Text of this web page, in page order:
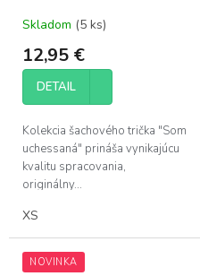
Skladom (5 ks)
12,95 €
DETAIL
Kolekcia šachového trička "Som
uchessaná" prináša vynikajúcu
kvalitu spracovania,
originálny...
XS
NOVINKA